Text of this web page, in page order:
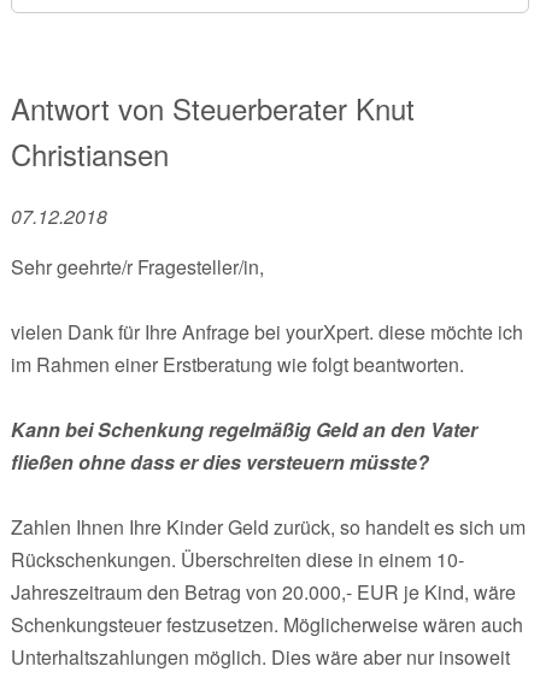
Antwort von Steuerberater Knut
Christiansen
07.12.2018
Sehr geehrte/r Fragesteller/in,
vielen Dank für Ihre Anfrage bei yourXpert. diese möchte ich
im Rahmen einer Erstberatung wie folgt beantworten.
Kann bei Schenkung regelmäßig Geld an den Vater
fließen ohne dass er dies versteuern müsste?
Zahlen Ihnen Ihre Kinder Geld zurück, so handelt es sich um
Rückschenkungen. Überschreiten diese in einem 10-
Jahreszeitraum den Betrag von 20.000,- EUR je Kind, wäre
Schenkungsteuer festzusetzen. Möglicherweise wären auch
Unterhaltszahlungen möglich. Dies wäre aber nur insoweit